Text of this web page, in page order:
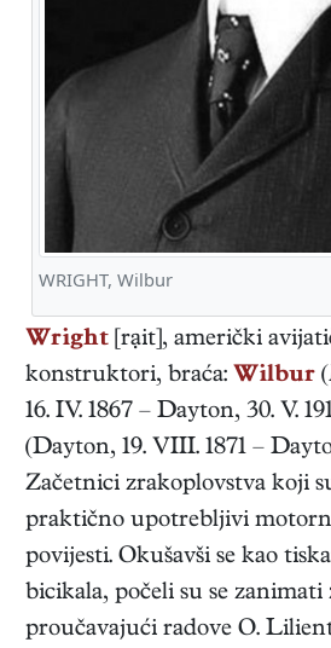
WRIGHT, Wilbur
Wright [rạit], američki
konstruktori, braća: Wilbur (
16. IV. 1867 – Dayton, 30. V.
(Dayton, 19. VIII. 1871 –
Začetnici zrakoplovstva koji
praktično upotrebljivi
povijesti. Okušavši se kao
bicikala, počeli su se
proučavajući radove O.